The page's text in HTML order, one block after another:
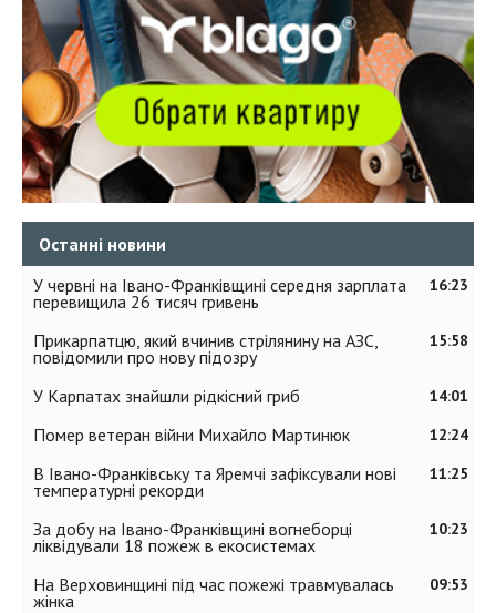
Останні новини
16:23
У червні на Івано-Франківщині середня зарплата
перевищила 26 тисяч гривень
15:58
Прикарпатцю, який вчинив стрілянину на АЗС,
повідомили про нову підозру
14:01
У Карпатах знайшли рідкісний гриб
12:24
Помер ветеран війни Михайло Мартинюк
11:25
В Івано-Франківську та Яремчі зафіксували нові
температурні рекорди
10:23
За добу на Івано-Франківщині вогнеборці
ліквідували 18 пожеж в екосистемах
09:53
На Верховинщині під час пожежі травмувалась
жінка